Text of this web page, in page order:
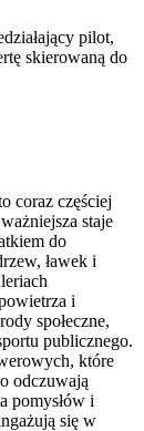
pilot,
skierowaną do
coraz częściej
staje
do
ławek i
i
społeczne,
publicznego.
które
odczuwają
pomysłów i
się w